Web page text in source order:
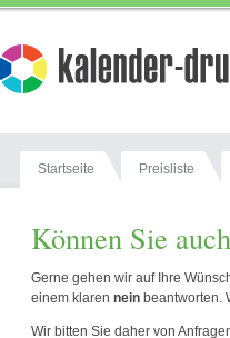
Startseite Preisliste
Können Sie
Gerne gehen wir auf Ihre
einem klaren nein beantworten.
Wir bitten Sie daher von